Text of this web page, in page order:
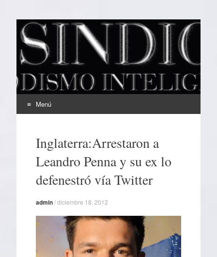
EL SINDICAL
Periodismo Inteligente
Menú
contenidoInglaterra:Arrestaron a
Leandro Penna y su ex lo
defenestró vía Twitter
admin/diciembre 18, 2012